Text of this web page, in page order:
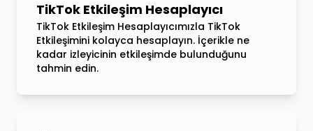
TikTok Etkileşim Hesaplayıcı
TikTok Etkileşim Hesaplayıcımızla TikTok
Etkileşimini kolayca hesaplayın. İçerikle ne
kadar izleyicinin etkileşimde bulunduğunu
tahmin edin.